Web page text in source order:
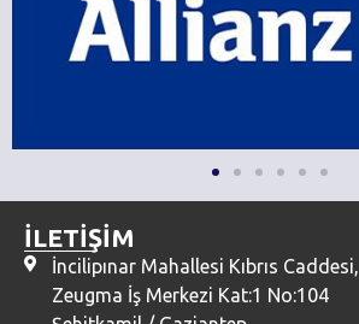
İLETİŞİM
İncilipınar Mahallesi Kıbrıs Caddesi,
Zeugma İş Merkezi Kat:1 No:104